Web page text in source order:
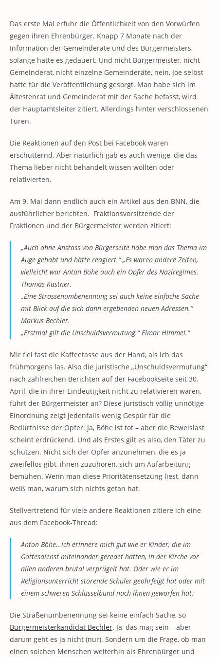
Das erste Mal erfuhr die Öffentlichkeit von den Vorwürfen
gegen ihren Ehrenbürger. Knapp 7 Monate nach der
Information der Gemeinderäte und des Bürgermeisters,
solange hatte es gedauert. Und nicht Bürgermeister, nicht
Gemeinderat, nicht einzelne Gemeinderäte, nein, Joe selbst
hatte für die Veröffentlichung gesorgt. Man habe sich im
Ältestenrat und Gemeinderat mit der Sache befasst, wird
der Hauptamtsleiter zitiert. Allerdings hinter verschlossenen
Türen.
Die Reaktionen auf den Post bei Facebook waren
erschütternd. Aber natürlich gab es auch wenige, die das
Thema lieber nicht behandelt wissen wollten oder
relativierten.
Am 9. Mai dann endlich auch ein Artikel aus den BNN, die
ausführlicher berichten. Fraktionsvorsitzende der
Fraktionen und der Bürgermeister werden zitiert:
„Auch ohne Anstoss von Bürgerseite habe man das Thema im
Auge gehabt und hätte reagiert.“ „Es waren andere Zeiten,
vielleicht war Anton Böhe auch ein Opfer des Naziregimes.
Thomas Kastner.
„Eine Strassenumbenennung sei auch keine einfache Sache
mit Blick auf die sich dann ergebenden neuen Adressen.“
Markus Bechler.
„Erstmal gilt die Unschuldsvermutung.“ Elmar Himmel.“
Mir fiel fast die Kaffeetasse aus der Hand, als ich das
frühmorgens las. Also die juristische „Unschuldsvermutung“
nach zahlreichen Berichten auf der Facebookseite seit 30.
April, die in ihrer Eindeutigkeit nicht zu relativieren waren,
führt der Bürgermeister an? Diese juristisch völlig unnötige
Einordnung zeigt jedenfalls wenig Gespür für die
Bedürfnisse der Opfer. Ja, Böhe ist tot – aber die Beweislast
scheint erdrückend. Und als Erstes gilt es also, den Täter zu
schützen. Nicht sich der Opfer anzunehmen, die es ja
zweifellos gibt, ihnen zuzuhören, sich um Aufarbeitung
bemühen. Wenn man diese Prioritätensetzung liest, dann
weiß man, warum sich nichts getan hat.
Stellvertretend für viele andere Reaktionen zitiere ich eine
aus dem Facebook-Thread:
Anton Böhe…ich erinnere mich gut wie er Kinder, die im
Gottesdienst miteinander geredet hatten, in der Kirche vor
allen anderen brutal verprügelt hat. Oder wie er im
Religionsunterricht störende Schüler geohrfeigt hat oder mit
einem schweren Schlüsselbund nach ihnen geworfen hat.
Die Straßenumbenennung sei keine einfach Sache, so
Bürgermeisterkandidat Bechler. Ja, das mag sein – aber
darum geht es ja nicht (nur). Sondern um die Frage, ob man
einen solchen Menschen weiterhin als Ehrenbürger und